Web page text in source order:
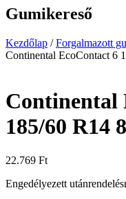
Gumikereső
Kezdőlap /Forgalmazott
Continental EcoContact 6
Continental
185/60 R14
22.769 Ft
Engedélyezett